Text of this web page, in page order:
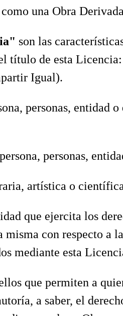
una Obra
son las
título de esta
Igual).
personas, entidad
personas,
artística o
que ejercita los
con respecto a
mediante esta
que permiten a
a saber, el